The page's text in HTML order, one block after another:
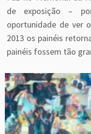
de exposição –
oportunidade de ver
2013 os painéis
painéis fossem tão